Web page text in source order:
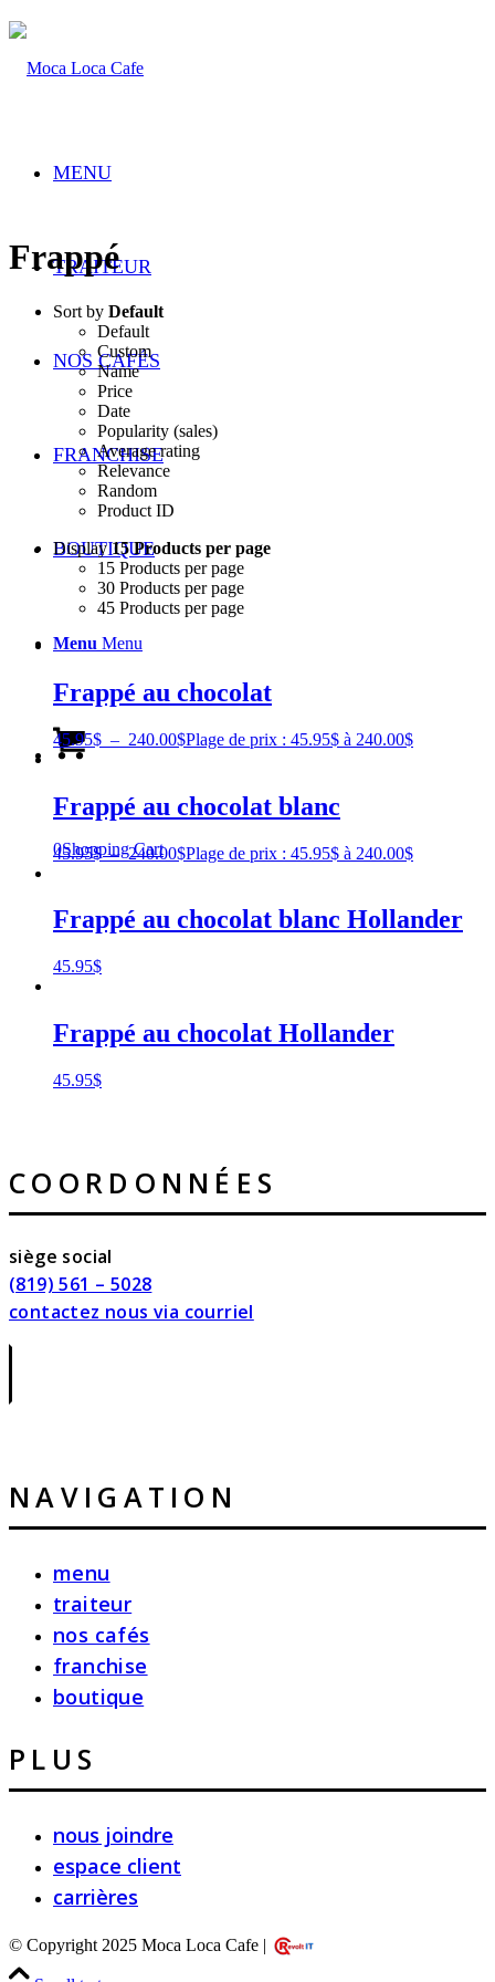
MENU
TRAITEUR
NOS CAFÉS
FRANCHISE
BOUTIQUE
Menu Menu
0Shopping Cart
Frappé
Sort by Default
Default
Custom
Name
Price
Date
Popularity (sales)
Average rating
Relevance
Random
Product ID
Display15 Products per page
15 Products per page
30 Products per page
45 Products per page
Frappé au chocolat
45.95$ – 240.00$Plage de prix : 45.95$ à 240.00$
Frappé au chocolat blanc
45.95$ – 240.00$Plage de prix : 45.95$ à 240.00$
Frappé au chocolat blanc Hollander
45.95$
Frappé au chocolat Hollander
45.95$
COORDONNÉES
siège social
(819) 561 – 5028
contactez nous via courriel
NAVIGATION
menu
traiteur
nos cafés
franchise
boutique
PLUS
nous joindre
espace client
carrières
© Copyright 2025 Moca Loca Cafe |